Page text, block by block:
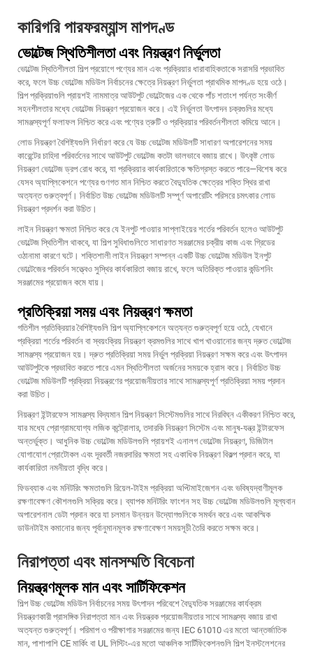
কারিগরি পারফরম্যান্স মাপদণ্ড
ভোল্টেজ স্থিতিশীলতা এবং নিয়ন্ত্রণ নির্ভুলতা
ভোল্টেজ স্থিতিশীলতা শিল্প প্রয়োগে পণ্যের মান এবং প্রক্রিয়ার ধারাবাহিকতাকে সরাসরি প্রভাবিত
করে, ফলে উচ্চ ভোল্টেজ মডিউল নির্বাচনের ক্ষেত্রে নিয়ন্ত্রণ নির্ভুলতা প্রাথমিক মাপদণ্ড হয়ে ওঠে।
শিল্প প্রক্রিয়াগুলি প্রায়শই নামমাত্র আউটপুট ভোল্টেজের এক থেকে পাঁচ শতাংশ পর্যন্ত সংকীর্ণ
সহনশীলতার মধ্যে ভোল্টেজ নিয়ন্ত্রণ প্রয়োজন করে। এই নির্ভুলতা উৎপাদন চক্রগুলির মধ্যে
সামঞ্জস্যপূর্ণ ফলাফল নিশ্চিত করে এবং পণ্যের ত্রুটি ও প্রক্রিয়ার পরিবর্তনশীলতা কমিয়ে আনে।
লোড নিয়ন্ত্রণ বৈশিষ্ট্যগুলি নির্ধারণ করে যে উচ্চ ভোল্টেজ মডিউলটি সাধারণ অপারেশনের সময়
কারেন্টের চাহিদা পরিবর্তনের সাথে আউটপুট ভোল্টেজ কতটা ভালভাবে বজায় রাখে। উৎকৃষ্ট লোড
নিয়ন্ত্রণ ভোল্টেজ ড্রপ রোধ করে, যা প্রক্রিয়ার কার্যকারিতাকে ক্ষতিগ্রস্ত করতে পারে—বিশেষ করে
যেসব অ্যাপ্লিকেশনে পণ্যের গুণগত মান নিশ্চিত করতে বৈদ্যুতিক ক্ষেত্রের শক্তি স্থির রাখা
অত্যন্ত গুরুত্বপূর্ণ। নির্বাচিত উচ্চ ভোল্টেজ মডিউলটি সম্পূর্ণ অপারেটিং পরিসরে চমৎকার লোড
নিয়ন্ত্রণ প্রদর্শন করা উচিত।
লাইন নিয়ন্ত্রণ ক্ষমতা নিশ্চিত করে যে ইনপুট পাওয়ার সাপ্লাইয়ের শর্তের পরিবর্তন হলেও আউটপুট
ভোল্টেজ স্থিতিশীল থাকবে, যা শিল্প সুবিধাগুলিতে সাধারণত সরঞ্জামের চক্রীয় কাজ এবং গ্রিডের
ওঠানামা কারণে ঘটে। শক্তিশালী লাইন নিয়ন্ত্রণ সম্পন্ন একটি উচ্চ ভোল্টেজ মডিউল ইনপুট
ভোল্টেজের পরিবর্তন সত্ত্বেও সুস্থির কার্যকারিতা বজায় রাখে, ফলে অতিরিক্ত পাওয়ার কন্ডিশনিং
সরঞ্জামের প্রয়োজন কমে যায়।
প্রতিক্রিয়া সময় এবং নিয়ন্ত্রণ ক্ষমতা
গতিশীল প্রতিক্রিয়ার বৈশিষ্ট্যগুলি শিল্প অ্যাপ্লিকেশনে অত্যন্ত গুরুত্বপূর্ণ হয়ে ওঠে, যেখানে
প্রক্রিয়া শর্তের পরিবর্তন বা স্বয়ংক্রিয় নিয়ন্ত্রণ ক্রমগুলির সাথে খাপ খাওয়ানোর জন্য দ্রুত ভোল্টেজ
সামঞ্জস্য প্রয়োজন হয়। দ্রুত প্রতিক্রিয়া সময় নির্ভুল প্রক্রিয়া নিয়ন্ত্রণ সক্ষম করে এবং উৎপাদন
আউটপুটকে প্রভাবিত করতে পারে এমন স্থিতিশীলতা অর্জনের সময়কে হ্রাস করে। নির্বাচিত উচ্চ
ভোল্টেজ মডিউলটি প্রক্রিয়া নিয়ন্ত্রণের প্রয়োজনীয়তার সাথে সামঞ্জস্যপূর্ণ প্রতিক্রিয়া সময় প্রদান
করা উচিত।
নিয়ন্ত্রণ ইন্টারফেস সামঞ্জস্য বিদ্যমান শিল্প নিয়ন্ত্রণ সিস্টেমগুলির সাথে নিরবিঘ্ন একীকরণ নিশ্চিত করে,
যার মধ্যে প্রোগ্রামযোগ্য লজিক কন্ট্রোলার, তদারকি নিয়ন্ত্রণ সিস্টেম এবং মানুষ-যন্ত্র ইন্টারফেস
অন্তর্ভুক্ত। আধুনিক উচ্চ ভোল্টেজ মডিউলগুলি প্রায়শই এনালগ ভোল্টেজ নিয়ন্ত্রণ, ডিজিটাল
যোগাযোগ প্রোটোকল এবং দূরবর্তী নজরদারির ক্ষমতা সহ একাধিক নিয়ন্ত্রণ বিকল্প প্রদান করে, যা
কার্যকারিতা নমনীয়তা বৃদ্ধি করে।
ফিডব্যাক এবং মনিটরিং ক্ষমতাগুলি রিয়েল-টাইম প্রক্রিয়া অপ্টিমাইজেশন এবং ভবিষ্যদ্বাণীমূলক
রক্ষণাবেক্ষণ কৌশলগুলি সক্রিয় করে। ব্যাপক মনিটরিং ফাংশন সহ উচ্চ ভোল্টেজ মডিউলগুলি মূল্যবান
অপারেশনাল ডেটা প্রদান করে যা চলমান উন্নয়ন উদ্যোগগুলিকে সমর্থন করে এবং আকস্মিক
ডাউনটাইম কমানোর জন্য পূর্বানুমানমূলক রক্ষণাবেক্ষণ সময়সূচী তৈরি করতে সক্ষম করে।
নিরাপত্তা এবং মানসম্মতি বিবেচনা
নিয়ন্ত্রণমূলক মান এবং সার্টিফিকেশন
শিল্প উচ্চ ভোল্টেজ মডিউল নির্বাচনের সময় উৎপাদন পরিবেশে বৈদ্যুতিক সরঞ্জামের কার্যক্রম
নিয়ন্ত্রণকারী প্রাসঙ্গিক নিরাপত্তা মান এবং নিয়ন্ত্রক প্রয়োজনীয়তার সাথে সামঞ্জস্য বজায় রাখা
অত্যন্ত গুরুত্বপূর্ণ। পরিমাপ ও পরীক্ষাগার সরঞ্জামের জন্য IEC 61010 এর মতো আন্তর্জাতিক
মান, পাশাপাশি CE মার্কিং বা UL লিস্টিং-এর মতো আঞ্চলিক সার্টিফিকেশনগুলি শিল্প ইনস্টলেশনের